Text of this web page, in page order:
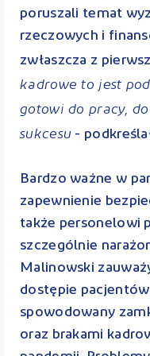
poruszali temat
rzeczowych i
zwłaszcza z
kadrowe to jest
gotowi do pracy,
sukcesu -
Bardzo ważne w
zapewnienie
także personelowi
szczególnie
Malinowski
dostępie
spowodowany
oraz brakami